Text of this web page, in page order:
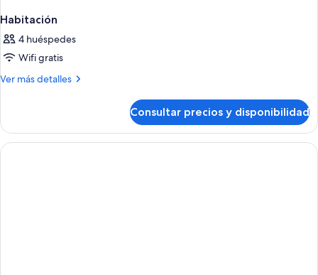
Habitación
4 huéspedes
Wifi gratis
Ver más detalles
Más
Consultar precios y disponibilidad